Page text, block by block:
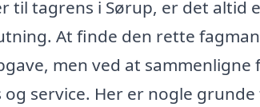
til tagrens i Sørup, er det
At finde den rette
men ved at
og service. Her er nogle